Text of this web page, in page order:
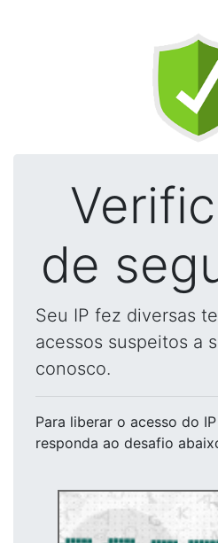
de
Seu IP fez diversas
acessos suspeitos a
conosco.
Para liberar o acesso do IP
responda ao desafio